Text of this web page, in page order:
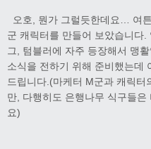
오호, 뭔가 그럴듯한데요… 여
군 캐릭터를 만들어 보았습니다
그, 텀블러에 자주 등장해서 맹
소식을 전하기 위해 준비했는데
드립니다.(마케터 M군과 캐릭
만, 다행히도 은행나무 식구들
요)